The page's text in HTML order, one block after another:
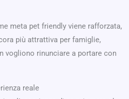
meta pet friendly viene rafforzata,
più attrattiva per famiglie,
vogliono rinunciare a portare con
reale